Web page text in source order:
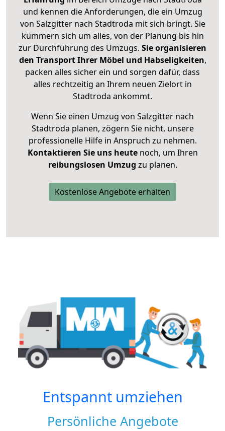
und kennen die Anforderungen, die ein Umzug
von Salzgitter nach Stadtroda mit sich bringt. Sie
kümmern sich um alles, von der Planung bis hin
zur Durchführung des Umzugs. Sie organisieren
den Transport Ihrer Möbel und Habseligkeiten,
packen alles sicher ein und sorgen dafür, dass
alles rechtzeitig an Ihrem neuen Zielort in
Stadtroda ankommt.
Wenn Sie einen Umzug von Salzgitter nach
Stadtroda planen, zögern Sie nicht, unsere
professionelle Hilfe in Anspruch zu nehmen.
Kontaktieren Sie uns heutenoch, um Ihren
reibungslosen Umzug zu planen.
Kostenlose Angebote erhalten
Entspannt umziehen
Persönliche Angebote